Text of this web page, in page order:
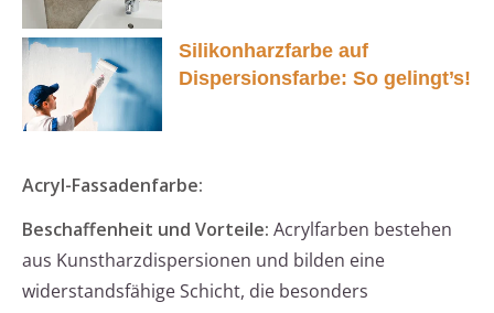
Silikonharzfarbe auf
Dispersionsfarbe: So gelingt’s!
Acryl-Fassadenfarbe:
Beschaffenheit und Vorteile: Acrylfarben bestehen
aus Kunstharzdispersionen und bilden eine
widerstandsfähige Schicht, die besonders